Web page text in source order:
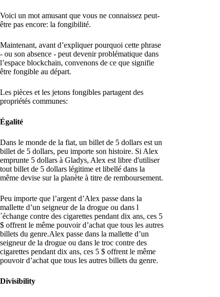
Voici un mot amusant que vous ne connaissez peut-
être pas encore: la fongibilité.
Maintenant, avant d’expliquer pourquoi cette phrase
- ou son absence - peut devenir problématique dans
l’espace blockchain, convenons de ce que signifie
être fongible au départ.
Les pièces et les jetons fongibles partagent des
propriétés communes:
Égalité
Dans le monde de la fiat, un billet de 5 dollars est un
billet de 5 dollars, peu importe son histoire. Si Alex
emprunte 5 dollars à Gladys, Alex est libre d'utiliser
tout billet de 5 dollars légitime et libellé dans la
même devise sur la planète à titre de remboursement.
Peu importe que l’argent d’Alex passe dans la
mallette d’un seigneur de la drogue ou dans l
´échange contre des cigarettes pendant dix ans, ces 5
$ offrent le même pouvoir d’achat que tous les autres
billets du genre.Alex passe dans la mallette d’un
seigneur de la drogue ou dans le troc contre des
cigarettes pendant dix ans, ces 5 $ offrent le même
pouvoir d’achat que tous les autres billets du genre.
Divisibility